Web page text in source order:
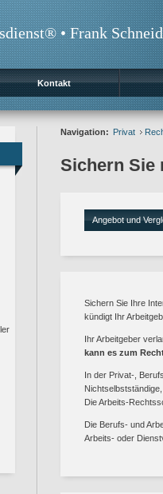
• Frank
Kontakt
Navigation: Privat
Sichern Sie
Angebot und
Sichern Sie Ihre
kündigt Ihr
Ihr Arbeitgeber
kann es zum
In der Privat-,
Die Arbeits-
Die Berufs- und
Arbeits- oder